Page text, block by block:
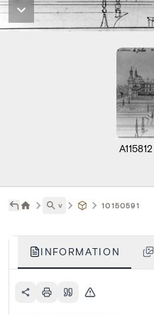
A115812
˅ 10150591
INFORMATION